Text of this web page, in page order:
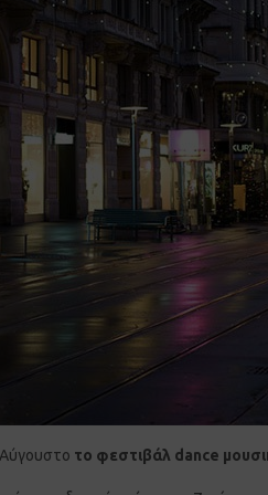
το φεστιβάλ dance